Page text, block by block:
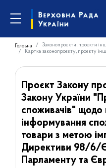
Головна Законопроєкти, проєкти
Картка законопроєкту, проєкту
Проєкт Закону
Закону України
споживачів" щодо
інформування
товари з метою
Директиви 98/6/
Парламенту та